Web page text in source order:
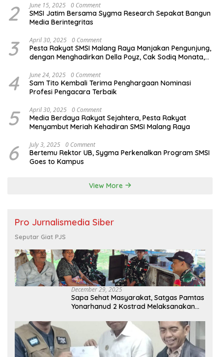
2 June 15, 2025 0 Comment
SMSI Jatim Bersama Sygma Research Sepakat Bangun
Media Berintegritas
3 April 30, 2025 0 Comment
Pesta Rakyat SMSI Malang Raya Manjakan Pengunjung,
dengan Menghadirkan Della Poyz, Cak Sodiq Monata,
4 June 24, 2025 0 Comment
Sam Tito Kembali Terima Penghargaan Nominasi
Profesi Pengacara Terbaik
5 April 30, 2025 0 Comment
Media Berdaya Rakyat Sejahtera, Pesta Rakyat
Menyambut Meriah Kehadiran SMSI Malang Raya
6 July 3, 2025 0 Comment
Bertemu Rektor UB, Sygma Perkenalkan Program SMSI
Goes to Kampus
View More
Pro Jurnalismedia Siber
Seputar Giat PJS
December 29, 2025
Sapa Sehat Masyarakat, Satgas Pamtas
Yonarhanud 2 Kostrad Melaksanakan